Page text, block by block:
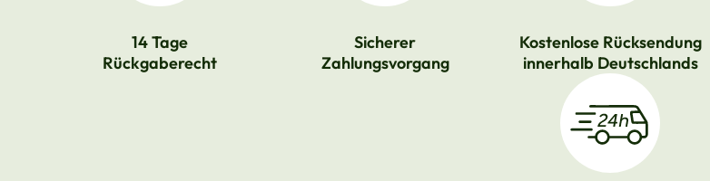
14 Tage
Rückgaberecht
Sicherer
Zahlungsvorgang
Kostenlose Rücksendung
innerhalb Deutschlands